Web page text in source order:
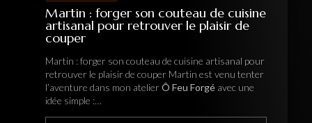
Martin : forger son couteau de cuisine
artisanal pour retrouver le plaisir de
couper
Martin : forger son couteau de cuisine artisanal pour
retrouver le plaisir de couper Martin est venu tenter
l’aventure dans mon atelierÔ Feu Forgé avec une
idée simple :…